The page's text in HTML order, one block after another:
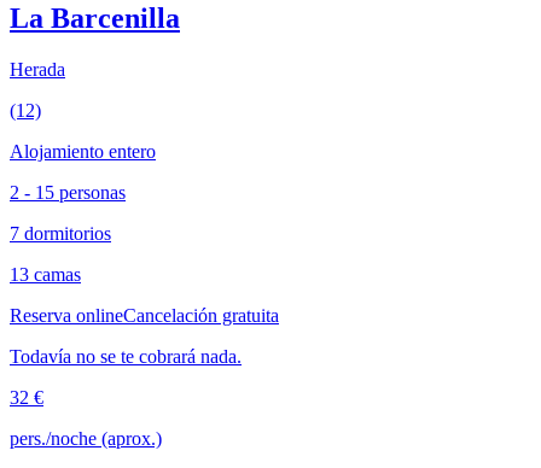
La Barcenilla
Herada
(12)
Alojamiento entero
2 - 15 personas
7 dormitorios
13 camas
Reserva onlineCancelación gratuita
Todavía no se te cobrará nada.
32 €
pers./noche (aprox.)